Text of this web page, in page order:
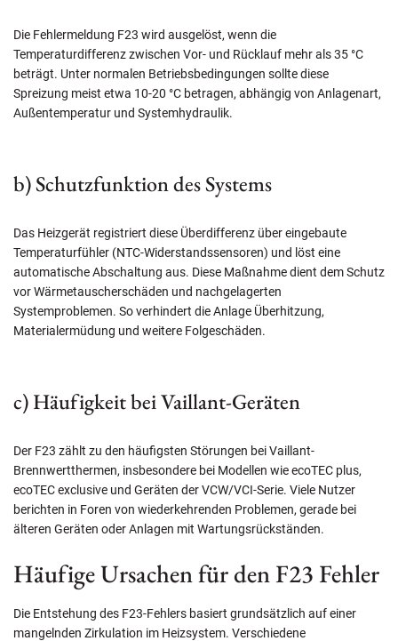
Die Fehlermeldung F23 wird ausgelöst, wenn die
Temperaturdifferenz zwischen Vor- und Rücklauf mehr als 35 °C
beträgt. Unter normalen Betriebsbedingungen sollte diese
Spreizung meist etwa 10-20 °C betragen, abhängig von Anlagenart,
Außentemperatur und Systemhydraulik.
b) Schutzfunktion des Systems
Das Heizgerät registriert diese Überdifferenz über eingebaute
Temperaturfühler (NTC-Widerstandssensoren) und löst eine
automatische Abschaltung aus. Diese Maßnahme dient dem Schutz
vor Wärmetauscherschäden und nachgelagerten
Systemproblemen. So verhindert die Anlage Überhitzung,
Materialermüdung und weitere Folgeschäden.
c) Häufigkeit bei Vaillant-Geräten
Der F23 zählt zu den häufigsten Störungen bei Vaillant-
Brennwertthermen, insbesondere bei Modellen wie ecoTEC plus,
ecoTEC exclusive und Geräten der VCW/VCI-Serie. Viele Nutzer
berichten in Foren von wiederkehrenden Problemen, gerade bei
älteren Geräten oder Anlagen mit Wartungsrückständen.
Häufige Ursachen für den F23 Fehler
Die Entstehung des F23-Fehlers basiert grundsätzlich auf einer
mangelnden Zirkulation im Heizsystem. Verschiedene